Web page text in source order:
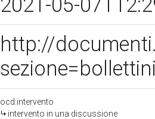
2021-05-
http://
ocd:intervento
intervento in una discussione